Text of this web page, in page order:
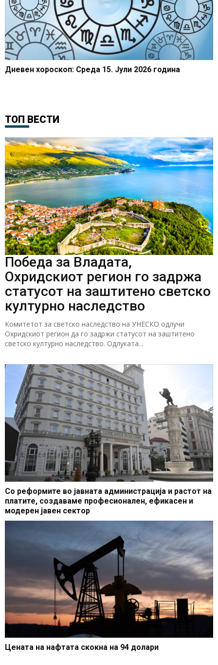
Дневен хороскоп: Среда 15. Јули 2026 година
ТОП ВЕСТИ
Победа за Владата,
Охридскиот регион го задржа
статусот на заштитено светско
културно наследство
Комитетот за светско наследство на УНЕСКО одлучи
Охридскиот регион да го задржи статусот на заштитено
светско културно наследство. Одлуката...
Со реформите во јавната администрација и растот на
платите, создаваме професионален, ефикасен и
модерен јавен сектор
Цената на нафтата скокна на 94 долари